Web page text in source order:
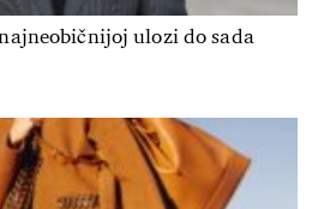
ulozi do sada